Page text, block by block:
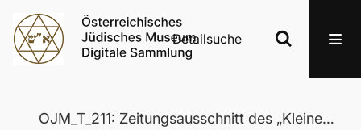
Detailsuche
OJM_T_211: Zeitungsausschnitt des „Kleinen Illustrierten Volksblatt“